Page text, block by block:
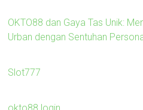
OKTO88 dan Gaya Tas Unik:
Urban dengan Sentuhan
Slot777
okto88 login